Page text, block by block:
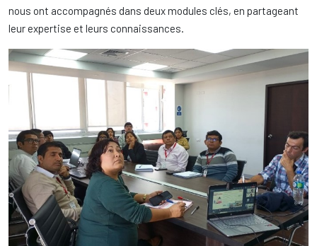
nous ont accompagnés dans deux modules clés, en partageant
leur expertise et leurs connaissances.